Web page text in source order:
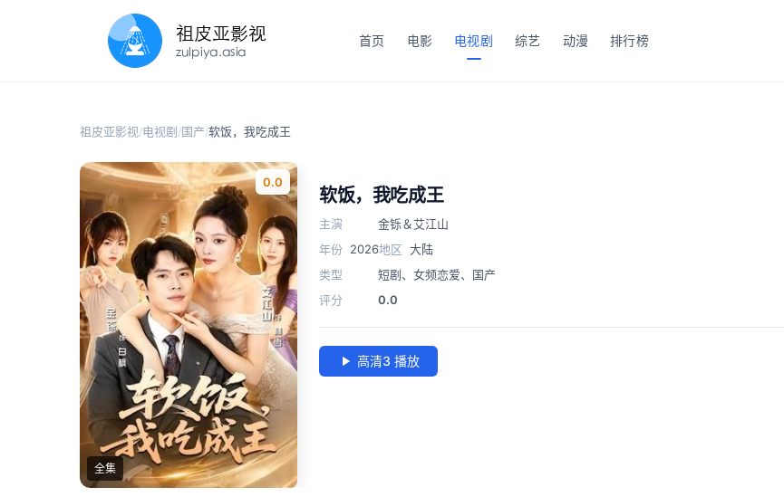
首页 电影 电视剧 综艺 动漫 排行榜
祖皮亚影视/电视剧/国产/软饭，我吃成王
0.0
全集
软饭，我吃成王
主演
金铄＆艾江山
年份 2026地区 大陆
类型
短剧、 女频恋爱、 国产
评分
0.0
高清3 播放